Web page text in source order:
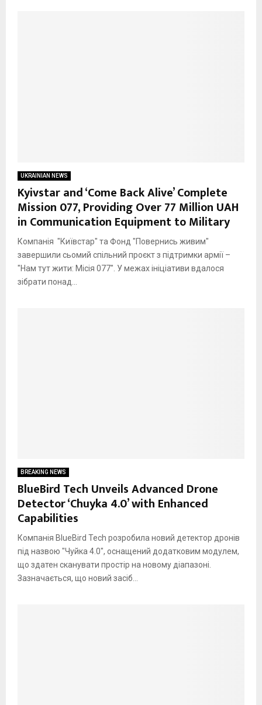
UKRAINIAN NEWS
Kyivstar and ‘Come Back Alive’ Complete
Mission 077, Providing Over 77 Million UAH
in Communication Equipment to Military
Компанія "Київстар" та Фонд "Повернись живим"
завершили сьомий спільний проєкт з підтримки армії –
"Нам тут жити: Місія 077". У межах ініціативи вдалося
зібрати понад...
BREAKING NEWS
BlueBird Tech Unveils Advanced Drone
Detector ‘Chuyka 4.0’ with Enhanced
Capabilities
Компанія BlueBird Tech розробила новий детектор дронів
під назвою "Чуйка 4.0", оснащений додатковим модулем,
що здатен сканувати простір на новому діапазоні.
Зазначається, що новий засіб...